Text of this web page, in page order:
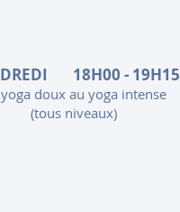
18H00 - 19H15
doux au yoga intense
(tous niveaux)